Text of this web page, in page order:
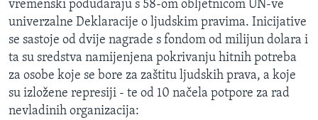
Learning English
PRATITE NAS
vremenski podudaraju s 58-om obljetnicom UN-ve
univerzalne Deklaracije o ljudskim pravima. Inicijative
se sastoje od dvije nagrade s fondom od milijun dolara i
ta su sredstva namijenjena pokrivanju hitnih potreba
za osobe koje se bore za zaštitu ljudskih prava, a koje
su izložene represiji - te od 10 načela potpore za rad
nevladinih organizacija: